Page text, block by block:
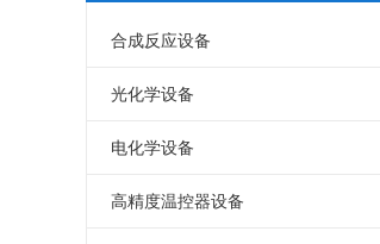
合成反应设备
英国AM Technology动态混合反应器
国产恒温加热仪
Asynt系列反应模块
光化学设备
电化学设备
电化学
高精度温控器设备